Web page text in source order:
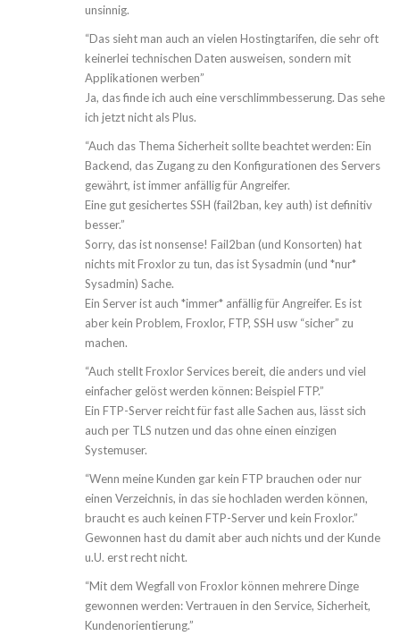
unsinnig.
“Das sieht man auch an vielen Hostingtarifen, die sehr oft
keinerlei technischen Daten ausweisen, sondern mit
Applikationen werben”
Ja, das finde ich auch eine verschlimmbesserung. Das sehe
ich jetzt nicht als Plus.
“Auch das Thema Sicherheit sollte beachtet werden: Ein
Backend, das Zugang zu den Konfigurationen des Servers
gewährt, ist immer anfällig für Angreifer.
Eine gut gesichertes SSH (fail2ban, key auth) ist definitiv
besser.”
Sorry, das ist nonsense! Fail2ban (und Konsorten) hat
nichts mit Froxlor zu tun, das ist Sysadmin (und *nur*
Sysadmin) Sache.
Ein Server ist auch *immer* anfällig für Angreifer. Es ist
aber kein Problem, Froxlor, FTP, SSH usw “sicher” zu
machen.
“Auch stellt Froxlor Services bereit, die anders und viel
einfacher gelöst werden können: Beispiel FTP.”
Ein FTP-Server reicht für fast alle Sachen aus, lässt sich
auch per TLS nutzen und das ohne einen einzigen
Systemuser.
“Wenn meine Kunden gar kein FTP brauchen oder nur
einen Verzeichnis, in das sie hochladen werden können,
braucht es auch keinen FTP-Server und kein Froxlor.”
Gewonnen hast du damit aber auch nichts und der Kunde
u.U. erst recht nicht.
“Mit dem Wegfall von Froxlor können mehrere Dinge
gewonnen werden: Vertrauen in den Service, Sicherheit,
Kundenorientierung.”